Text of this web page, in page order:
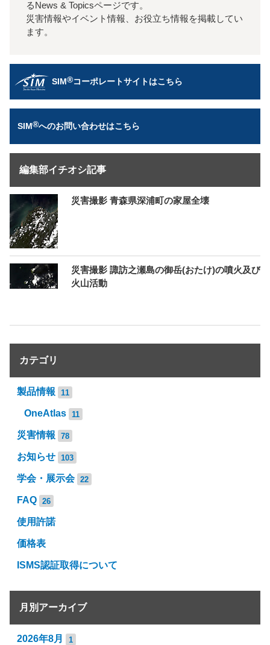
るNews & Topicsページです。
災害情報やイベント情報、お役立ち情報を掲載してい
ます。
SIM®コーポレートサイトはこちら
SIM®へのお問い合わせはこちら
編集部イチオシ記事
災害撮影 青森県深浦町の家屋全壊
災害撮影 諏訪之瀬島の御岳(おたけ)の噴火及び
火山活動
カテゴリ
製品情報 11
OneAtlas 11
災害情報 78
お知らせ 103
学会・展示会 22
FAQ 26
使用許諾
価格表
ISMS認証取得について
月別アーカイブ
2026年8月 1